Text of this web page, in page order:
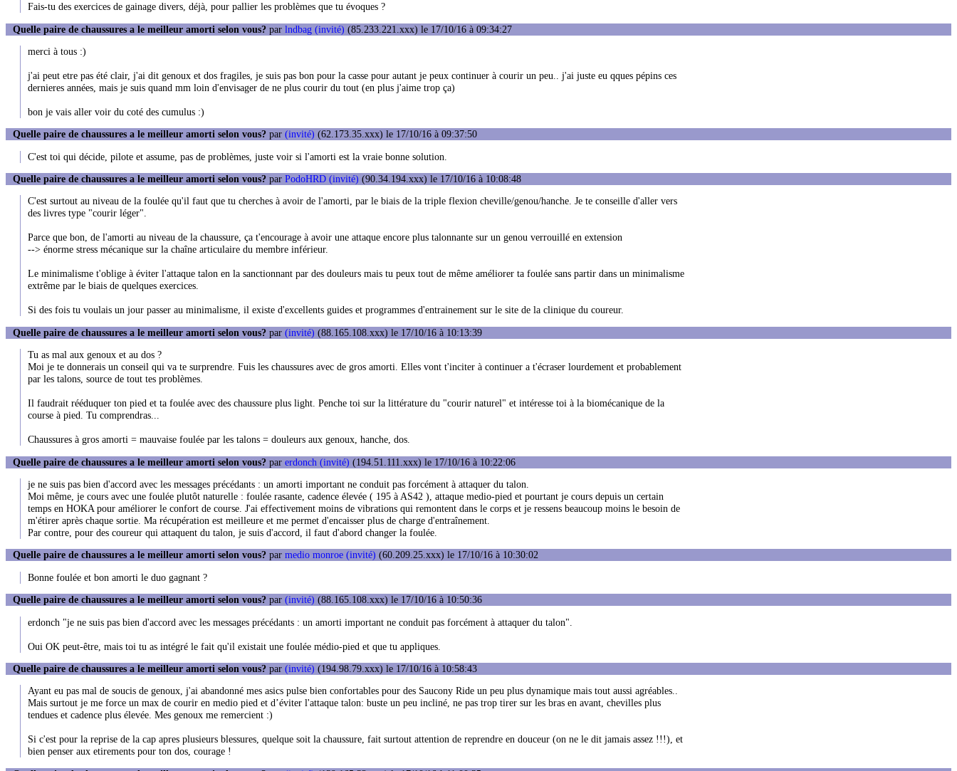
Fais-tu des exercices de gainage divers, déjà, pour pallier les problèmes que tu évoques ?
Quelle paire de chaussures a le meilleur amorti selon vous? par lndbag (invité) (85.233.221.xxx) le 17/10/16 à 09:34:27
merci à tous :)
j'ai peut etre pas été clair, j'ai dit genoux et dos fragiles, je suis pas bon pour la casse pour autant je peux continuer à courir un peu.. j'ai juste eu qques pépins ces
dernieres années, mais je suis quand mm loin d'envisager de ne plus courir du tout (en plus j'aime trop ça)
bon je vais aller voir du coté des cumulus :)
Quelle paire de chaussures a le meilleur amorti selon vous? par (invité) (62.173.35.xxx) le 17/10/16 à 09:37:50
C'est toi qui décide, pilote et assume, pas de problèmes, juste voir si l'amorti est la vraie bonne solution.
Quelle paire de chaussures a le meilleur amorti selon vous? par PodoHRD (invité) (90.34.194.xxx) le 17/10/16 à 10:08:48
C'est surtout au niveau de la foulée qu'il faut que tu cherches à avoir de l'amorti, par le biais de la triple flexion cheville/genou/hanche. Je te conseille d'aller vers
des livres type "courir léger".
Parce que bon, de l'amorti au niveau de la chaussure, ça t'encourage à avoir une attaque encore plus talonnante sur un genou verrouillé en extension
--> énorme stress mécanique sur la chaîne articulaire du membre inférieur.
Le minimalisme t'oblige à éviter l'attaque talon en la sanctionnant par des douleurs mais tu peux tout de même améliorer ta foulée sans partir dans un minimalisme
extrême par le biais de quelques exercices.
Si des fois tu voulais un jour passer au minimalisme, il existe d'excellents guides et programmes d'entrainement sur le site de la clinique du coureur.
Quelle paire de chaussures a le meilleur amorti selon vous? par (invité) (88.165.108.xxx) le 17/10/16 à 10:13:39
Tu as mal aux genoux et au dos ?
Moi je te donnerais un conseil qui va te surprendre. Fuis les chaussures avec de gros amorti. Elles vont t'inciter à continuer a t'écraser lourdement et probablement
par les talons, source de tout tes problèmes.
Il faudrait rééduquer ton pied et ta foulée avec des chaussure plus light. Penche toi sur la littérature du "courir naturel" et intéresse toi à la biomécanique de la
course à pied. Tu comprendras...
Chaussures à gros amorti = mauvaise foulée par les talons = douleurs aux genoux, hanche, dos.
Quelle paire de chaussures a le meilleur amorti selon vous? par erdonch (invité) (194.51.111.xxx) le 17/10/16 à 10:22:06
je ne suis pas bien d'accord avec les messages précédants : un amorti important ne conduit pas forcément à attaquer du talon.
Moi même, je cours avec une foulée plutôt naturelle : foulée rasante, cadence élevée ( 195 à AS42 ), attaque medio-pied et pourtant je cours depuis un certain
temps en HOKA pour améliorer le confort de course. J'ai effectivement moins de vibrations qui remontent dans le corps et je ressens beaucoup moins le besoin de
m'étirer après chaque sortie. Ma récupération est meilleure et me permet d'encaisser plus de charge d'entraînement.
Par contre, pour des coureur qui attaquent du talon, je suis d'accord, il faut d'abord changer la foulée.
Quelle paire de chaussures a le meilleur amorti selon vous? par medio monroe (invité) (60.209.25.xxx) le 17/10/16 à 10:30:02
Bonne foulée et bon amorti le duo gagnant ?
Quelle paire de chaussures a le meilleur amorti selon vous? par (invité) (88.165.108.xxx) le 17/10/16 à 10:50:36
erdonch "je ne suis pas bien d'accord avec les messages précédants : un amorti important ne conduit pas forcément à attaquer du talon".
Oui OK peut-être, mais toi tu as intégré le fait qu'il existait une foulée médio-pied et que tu appliques.
Quelle paire de chaussures a le meilleur amorti selon vous? par (invité) (194.98.79.xxx) le 17/10/16 à 10:58:43
Ayant eu pas mal de soucis de genoux, j'ai abandonné mes asics pulse bien confortables pour des Saucony Ride un peu plus dynamique mais tout aussi agréables..
Mais surtout je me force un max de courir en medio pied et d’éviter l'attaque talon: buste un peu incliné, ne pas trop tirer sur les bras en avant, chevilles plus
tendues et cadence plus élevée. Mes genoux me remercient :)
Si c'est pour la reprise de la cap apres plusieurs blessures, quelque soit la chaussure, fait surtout attention de reprendre en douceur (on ne le dit jamais assez !!!), et
bien penser aux etirements pour ton dos, courage !